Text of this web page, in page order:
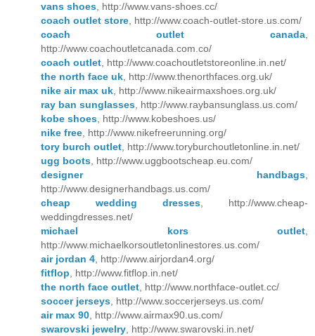
vans shoes, http://www.vans-shoes.cc/
coach outlet store, http://www.coach-outlet-store.us.com/
coach outlet canada,
http://www.coachoutletcanada.com.co/
coach outlet, http://www.coachoutletstoreonline.in.net/
the north face uk, http://www.thenorthfaces.org.uk/
nike air max uk, http://www.nikeairmaxshoes.org.uk/
ray ban sunglasses, http://www.raybansunglass.us.com/
kobe shoes, http://www.kobeshoes.us/
nike free, http://www.nikefreerunning.org/
tory burch outlet, http://www.toryburchoutletonline.in.net/
ugg boots, http://www.uggbootscheap.eu.com/
designer handbags,
http://www.designerhandbags.us.com/
cheap wedding dresses, http://www.cheap-
weddingdresses.net/
michael kors outlet,
http://www.michaelkorsoutletonlinestores.us.com/
air jordan 4, http://www.airjordan4.org/
fitflop, http://www.fitflop.in.net/
the north face outlet, http://www.northface-outlet.cc/
soccer jerseys, http://www.soccerjerseys.us.com/
air max 90, http://www.airmax90.us.com/
swarovski jewelry, http://www.swarovski.in.net/